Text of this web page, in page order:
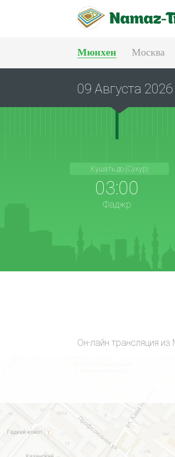
Мюнхен Москва
09 Августа 2026
Кушать до (Сухур)
03:00
Фаджр